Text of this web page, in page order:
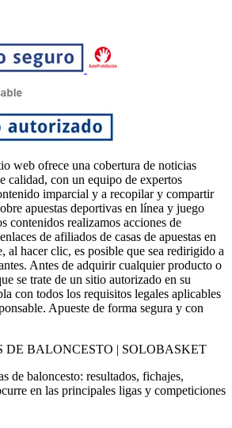
web ofrece una cobertura de noticias
calidad, con un equipo de expertos
imparcial y a recopilar y compartir
apuestas deportivas en línea y juego
contenidos realizamos acciones de
de afiliados de casas de apuestas en
al hacer clic, es posible que sea redirigido a
Antes de adquirir cualquier producto o
se trate de un sitio autorizado en su
con todos los requisitos legales aplicables
Apueste de forma segura y con
BALONCESTO | SOLOBASKET
de baloncesto: resultados, fichajes,
en las principales ligas y competiciones